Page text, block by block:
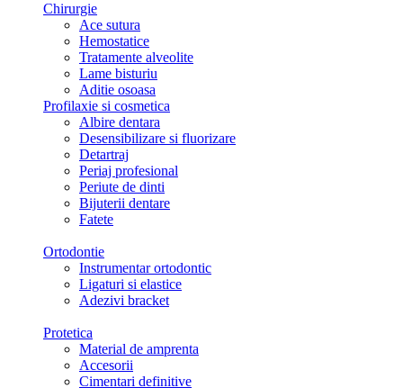
Chirurgie
Ace sutura
Hemostatice
Tratamente alveolite
Lame bisturiu
Aditie osoasa
Profilaxie si cosmetica
Albire dentara
Desensibilizare si fluorizare
Detartraj
Periaj profesional
Periute de dinti
Bijuterii dentare
Fatete
Ortodontie
Instrumentar ortodontic
Ligaturi si elastice
Adezivi bracket
Protetica
Material de amprenta
Accesorii
Cimentari definitive